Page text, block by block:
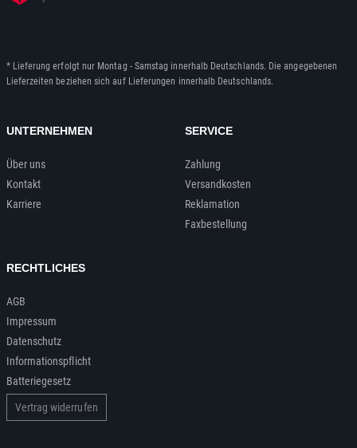
* Lieferung erfolgt nur Montag - Samstag innerhalb Deutschlands. Die angegebenen
Lieferzeiten beziehen sich auf Lieferungen innerhalb Deutschlands.
UNTERNEHMEN
Über uns
Kontakt
Karriere
SERVICE
Zahlung
Versandkosten
Reklamation
Faxbestellung
RECHTLICHES
AGB
Impressum
Datenschutz
Informationspflicht
Batteriegesetz
Vertrag widerrufen